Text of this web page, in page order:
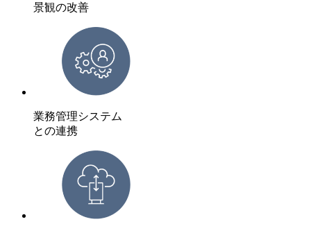
景観の改善
業務管理システム
との連携